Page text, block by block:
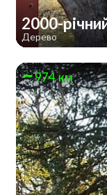
2000-
Дерево
974 км